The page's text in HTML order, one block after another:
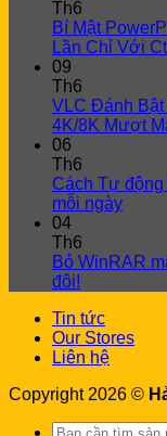
Th6
Bí Mật
Lần Chỉ Với
09
Th6
VLC Đánh Bật
4K/8K Mượt
06
Th6
Cách Tự động
mỗi ngày
04
Th6
Bỏ WinRAR
đôi!
Tin tức
Our Stores
Liên hệ
Copyright 2026 ©
Search